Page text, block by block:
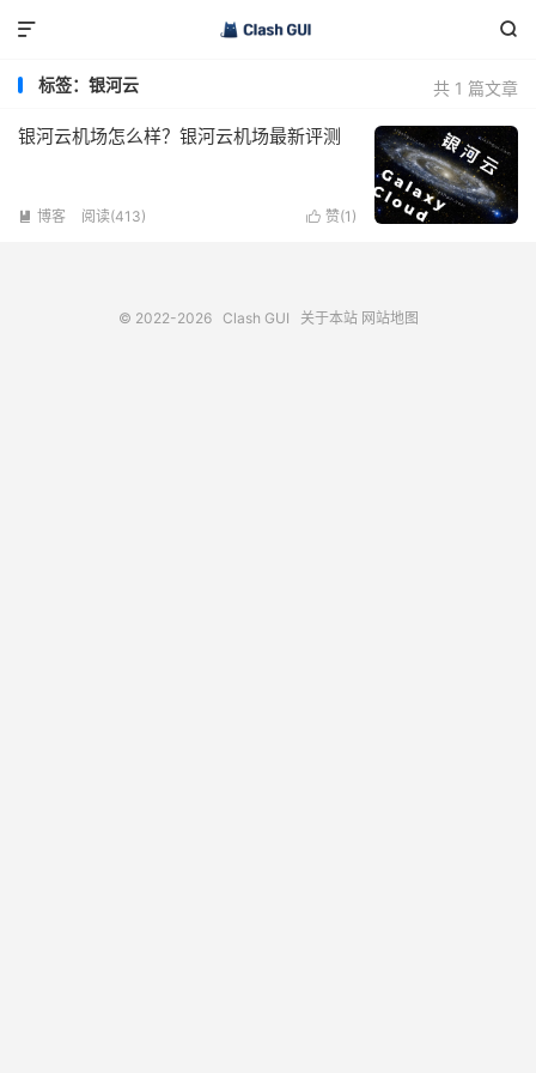


共 1 篇文章
标签：银河云
银河云机场怎么样？银河云机场最新评测
 赞(1 )
 博客 阅读(413)
© 2022-2026 Clash GUI 关于本站 网站地图